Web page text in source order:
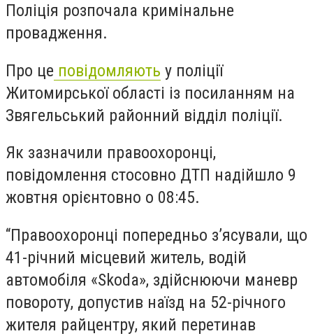
Поліція розпочала кримінальне
провадження.
Про це повідомляють у поліції
Житомирської області із посиланням на
Звягельський районний відділ поліції.
Як зазначили правоохоронці,
повідомлення стосовно ДТП надійшло 9
жовтня орієнтовно о 08:45.
“Правоохоронці попередньо з’ясували, що
41-річний місцевий житель, водій
автомобіля «Skoda», здійснюючи маневр
повороту, допустив наїзд на 52-річного
жителя райцентру, який перетинав